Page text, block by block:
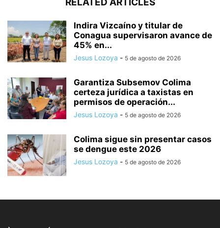
Indira Vizcaíno y titular de
Conagua supervisaron avance de
45% en...
Jesus Lozoya - 5 de agosto de 2026
Garantiza Subsemov Colima
certeza jurídica a taxistas en
permisos de operación...
Jesus Lozoya - 5 de agosto de 2026
Colima sigue sin presentar casos
se dengue este 2026
Jesus Lozoya - 5 de agosto de 2026